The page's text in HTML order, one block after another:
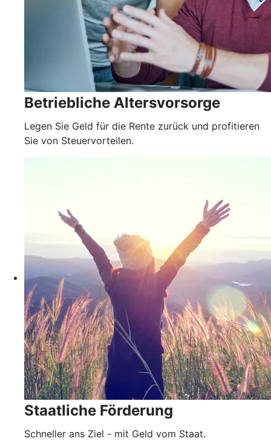
Betriebliche Altersvorsorge
Legen Sie Geld für die Rente zurück und profitieren
Sie von Steuervorteilen.
Staatliche Förderung
Schneller ans Ziel - mit Geld vom Staat.